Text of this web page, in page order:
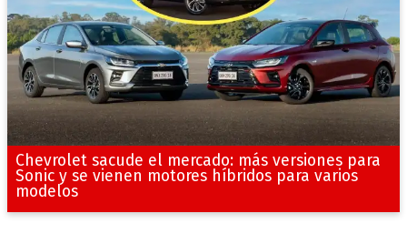
Chevrolet sacude el mercado: más versiones para
Sonic y se vienen motores híbridos para varios
modelos